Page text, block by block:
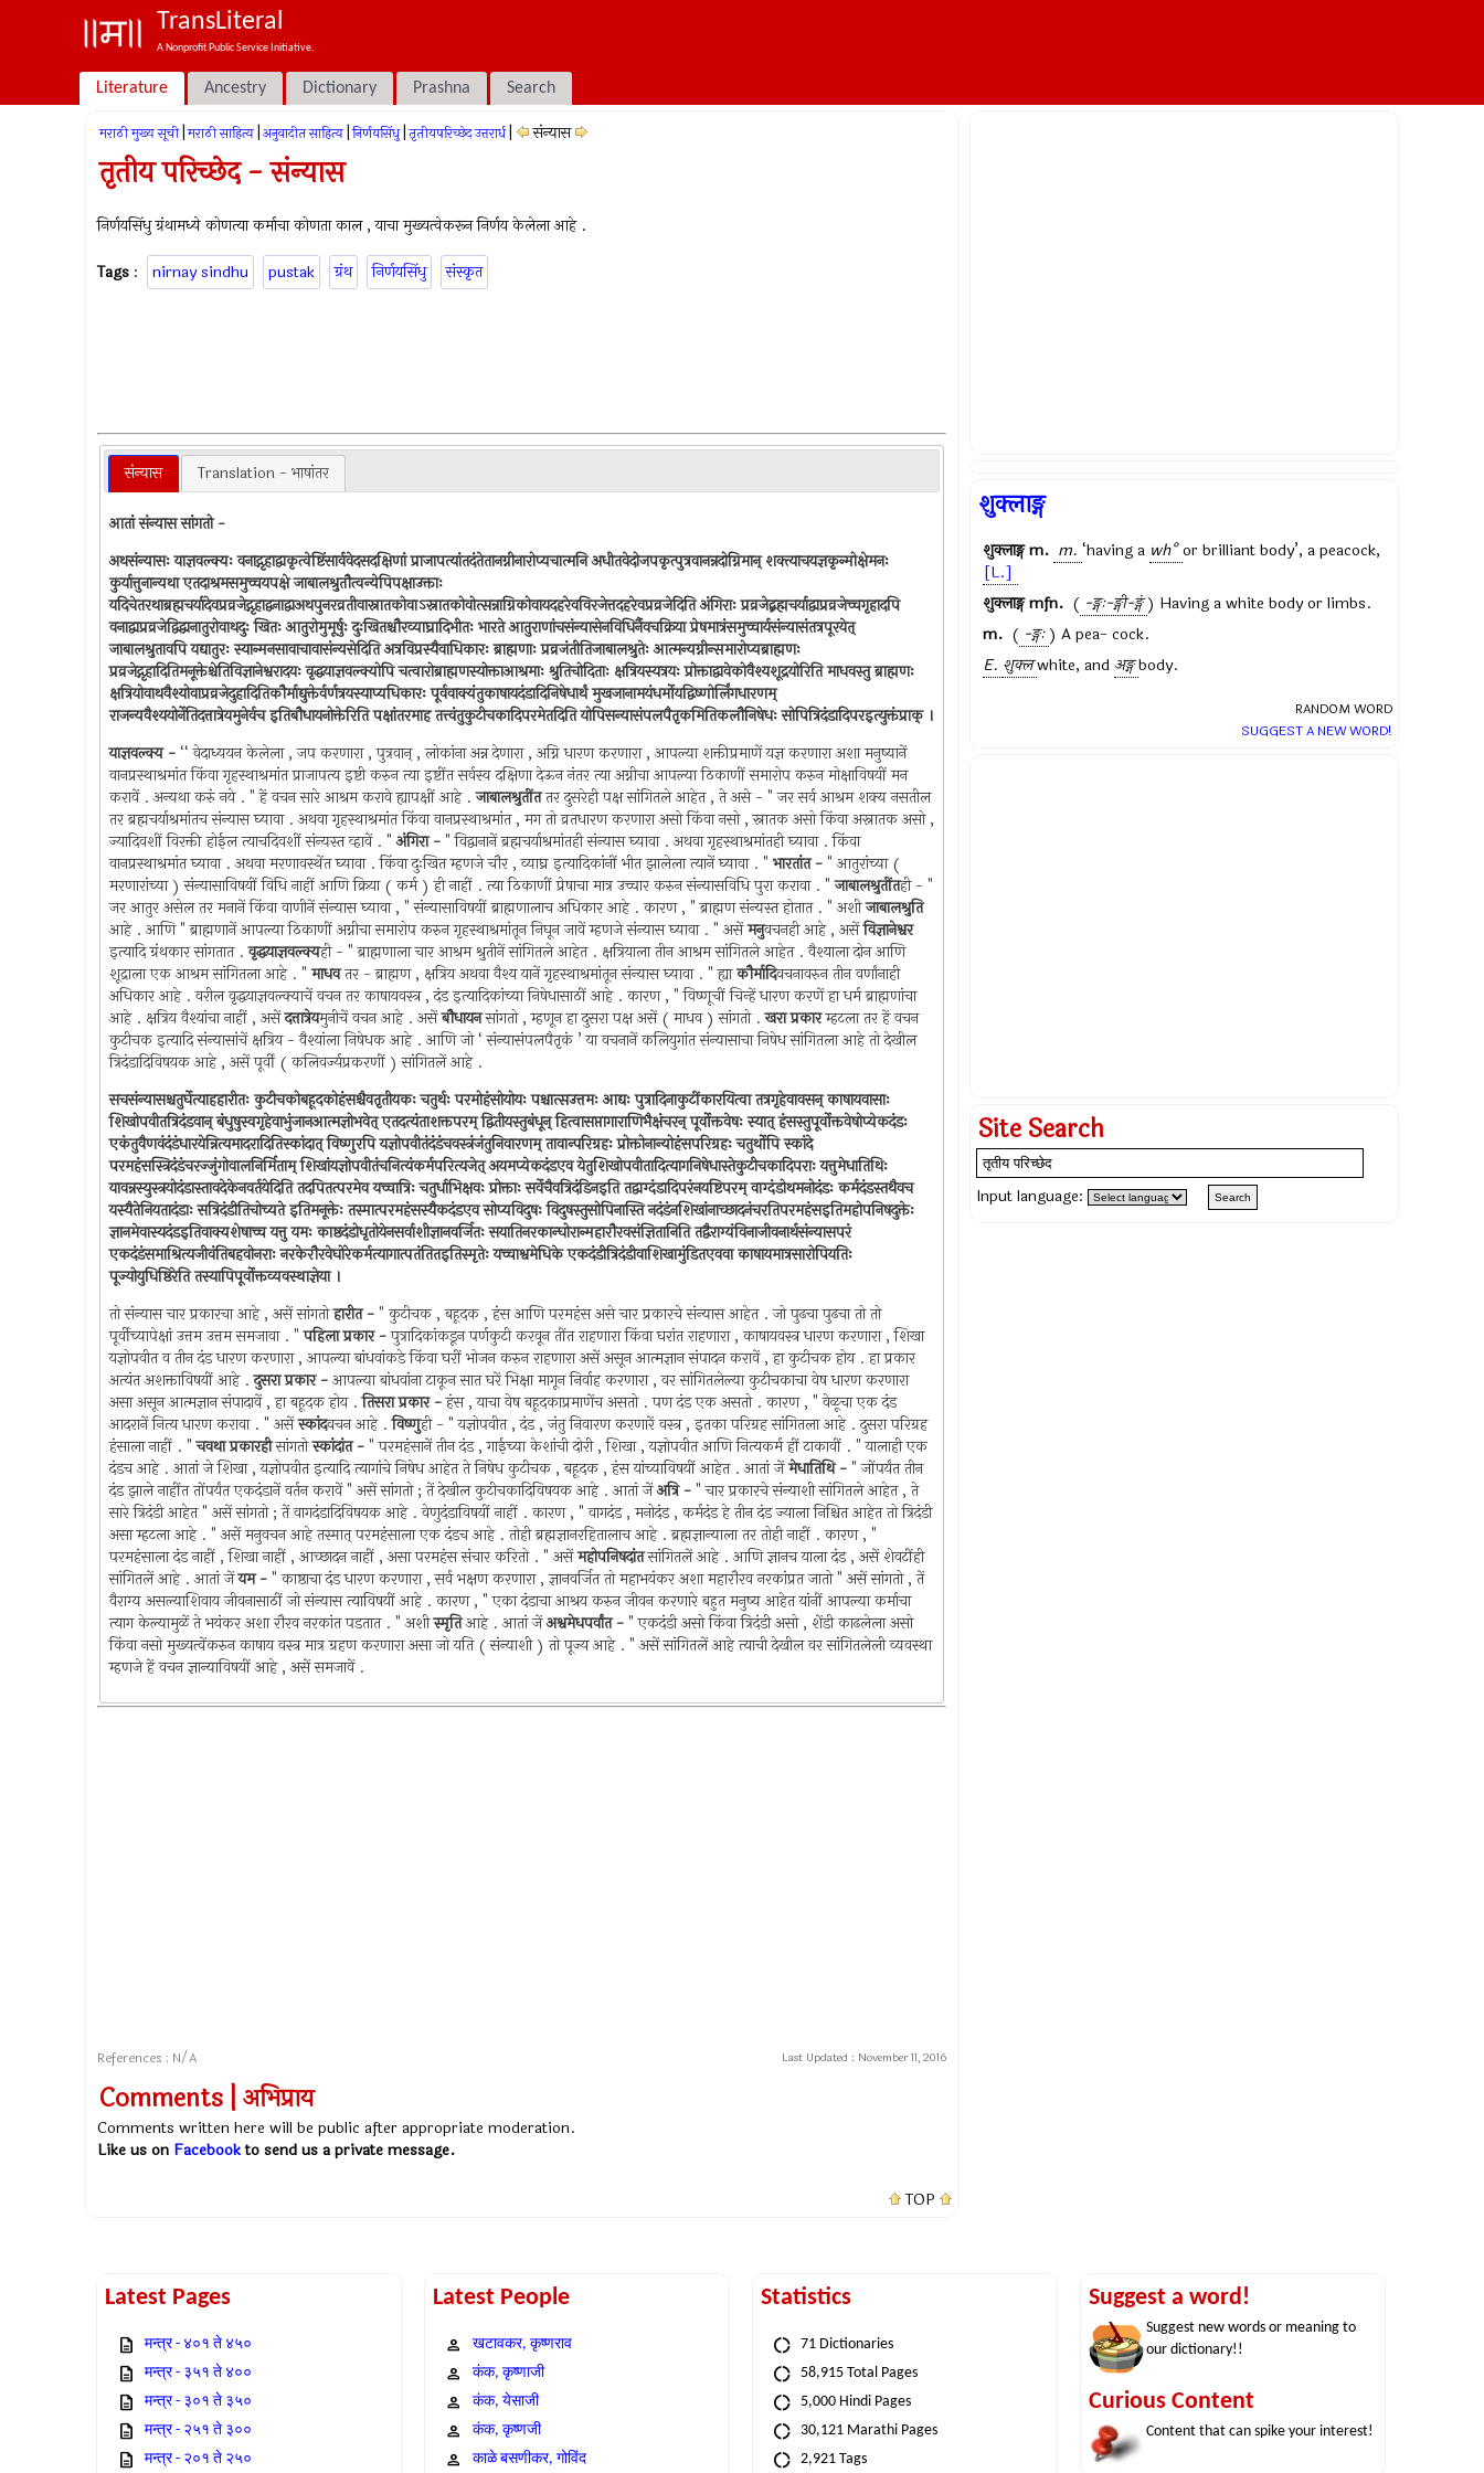
TransLiteral
A Nonprofit Public Service Initiative.
Literature Ancestry Dictionary Prashna Search
मराठी मुख्य सूची मराठी साहित्य अनुवादीत साहित्य निर्णयसिंधु तृतीयपरिच्छेद उत्तरार्ध संन्यास
तृतीय परिच्छेद - संन्यास
निर्णयसिंधु ग्रंथामध्ये कोणत्या कर्माचा कोणता काल , याचा मुख्यत्वेकरून निर्णय केलेला आहे .
Tags : nirnay sindhu pustak ग्रंथ निर्णयसिंधु संस्कृत
संन्यास Translation - भाषांतर
आतां संन्यास सांगतो -
अथसंन्यासः याज्ञवल्क्यः वनाद्गृहाद्वाकृत्वेष्टिंसार्ववेदसदक्षिणां प्राजापत्यांतदंतेतानग्नीनारोप्यचात्मनि अधीतवेदोजपकृत्पुत्रवानन्नदोग्निमान् शक्त्याचयज्ञकृन्मोक्षेमनः
कुर्यात्तुनान्यथा एतदाश्रमसमुच्चयपक्षे जाबालश्रुतौत्वन्येपिपक्षाउक्ताः
यदिचेतरथाब्रह्मचर्यादेवप्रव्रजेद्गृहाद्वनाद्वाअथपुनरव्रतीवास्नातकोवाऽस्नातकोवोत्सन्नाग्निकोवायदहरेवविरजेत्तदहरेवप्रव्रजेदिति अंगिराः प्रव्रजेद्ब्रह्मचर्याद्वाप्रव्रजेच्चगृहादपि
वनाद्वाप्रव्रजेद्विद्वानातुरोवाथदुः खितः आतुरोमुमूर्षुः दुःखितश्चौरव्याघ्रादिभीतः भारते आतुराणांचसंन्यासेनविधिर्नैवचक्रिया प्रेषमात्रंसमुच्चार्यसंन्यासंतत्रपूरयेत्
जाबालश्रुतावपि यद्यातुरः स्यान्मनसावाचावासंन्यसेदिति अत्रविप्रस्यैवाधिकारः ब्राह्मणाः प्रव्रजंतीतिजाबालश्रुतेः आत्मन्यग्नीन्समारोप्यब्राह्मणः
प्रव्रजेद्गृहादितिमनूक्तेश्चेतिविज्ञानेश्वरादयः वृद्धयाज्ञवल्क्योपि चत्वारोब्राह्मणस्योक्ताआश्रमाः श्रुतिचोदिताः क्षत्रियस्यत्रयः प्रोक्ताद्वावेकोवैश्यशूद्रयोरिति माधवस्तु ब्राह्मणः
क्षत्रियोवाथवैश्योवाप्रव्रजेदुहादितिकौर्माद्युक्तेर्वर्णत्रयस्याप्यधिकारः पूर्ववाक्यंतुकाषायदंडादिनिषेधार्थं मुखजानामयंधर्मोयद्विष्णोर्लिंगधारणम्
राजन्यवैश्ययोर्नेतिदत्तात्रेयमुनेर्वच इतिबौधायनोक्तेरिति पक्षांतरमाह तत्त्वंतुकुटीचकादिपरमेतदिति योपिसन्यासंपलपैतृकमितिकलौनिषेधः सोपित्रिदंडादिपरइत्युक्तंप्राक् ।
याज्ञवल्क्य -‘‘ वेदाध्ययन केलेला , जप करणारा , पुत्रवान् , लोकांना अन्न देणारा , अग्नि धारण करणारा , आपल्या शक्तीप्रमाणें यज्ञ करणारा अशा मनुष्यानें
वानप्रस्थाश्रमांत किंवा गृहस्थाश्रमांत प्राजापत्य इष्टी करुन त्या इष्टींत सर्वस्व दक्षिणा देऊन नंतर त्या अग्नीचा आपल्या ठिकाणीं समारोप करुन मोक्षाविषयीं मन
करावें . अन्यथा करुं नये . " हें वचन सारे आश्रम करावे ह्यापक्षीं आहे .जाबालश्रुतींततर दुसरेही पक्ष सांगितले आहेत , ते असे - " जर सर्व आश्रम शक्य नसतील
तर ब्रह्मचर्याश्रमांतच संन्यास घ्यावा . अथवा गृहस्थाश्रमांत किंवा वानप्रस्थाश्रमांत , मग तो व्रतधारण करणारा असो किंवा नसो , स्नातक असो किंवा अस्नातक असो ,
ज्यादिवशीं विरक्ती होईल त्याचदिवशीं संन्यस्त व्हावें . "अंगिरा -" विद्वानानें ब्रह्मचर्याश्रमांतही संन्यास घ्यावा . अथवा गृहस्थाश्रमांतही घ्यावा . किंवा
वानप्रस्थाश्रमांत घ्यावा . अथवा मरणावस्थेंत घ्यावा . किंवा दुःखित म्हणजे चौर , व्याघ्र इत्यादिकांनीं भीत झालेला त्यानें घ्यावा . " भारतांत -" आतुरांच्या (
मरणारांच्या ) संन्यासाविषयीं विधि नाहीं आणि क्रिया ( कर्म ) ही नाहीं . त्या ठिकाणीं प्रेषाचा मात्र उच्चार करुन संन्यासविधि पुरा करावा . "जाबालश्रुतींतही - "
जर आतुर असेल तर मनानें किंवा वाणीनें संन्यास घ्यावा , " संन्यासाविषयीं ब्राह्मणालाच अधिकार आहे . कारण , " ब्राह्मण संन्यस्त होतात . " अशीजाबालश्रुति
आहे . आणि " ब्राह्मणानें आपल्या ठिकाणीं अग्नीचा समारोप करुन गृहस्थाश्रमांतून निघून जावें म्हणजे संन्यास घ्यावा . " असेंमनुवचनही आहे , असेंविज्ञानेश्वर
इत्यादि ग्रंथकार सांगतात .वृद्धयाज्ञवल्क्यही - " ब्राह्मणाला चार आश्रम श्रुतीनें सांगितले आहेत . क्षत्रियाला तीन आश्रम सांगितले आहेत . वैश्याला दोन आणि
शूद्राला एक आश्रम सांगितला आहे . "माधवतर - ब्राह्मण , क्षत्रिय अथवा वैश्य यानें गृहस्थाश्रमांतून संन्यास घ्यावा . " ह्याकौर्मादिवचनावरुन तीन वर्णांनाही
अधिकार आहे . वरील वृद्धयाज्ञवल्क्याचें वचन तर काषायवस्त्र , दंड इत्यादिकांच्या निषेधासाठीं आहे . कारण , " विष्णूचीं चिन्हें धारण करणें हा धर्म ब्राह्मणांचा
आहे . क्षत्रिय वैश्यांचा नाहीं , असेंदत्तात्रेयमुनीचें वचन आहे . असेंबौधायनसांगतो , म्हणून हा दुसरा पक्ष असें ( माधव ) सांगतो .खरा प्रकारम्हटला तर हें वचन
कुटीचक इत्यादि संन्यासांचें क्षत्रिय - वैश्यांला निषेधक आहे . आणि जो ‘ संन्यासंपलपैतृकं ’ या वचनानें कलियुगांत संन्यासाचा निषेध सांगितला आहे तो देखील
त्रिदंडादिविषयक आहे , असें पूर्वीं ( कलिवर्ज्यप्रकरणीं ) सांगितलें आहे .
सचसंन्यासश्चतुर्घेत्याहहारीतः कुटीचकोबहूदकोहंसश्चैवतृतीयकः चतुर्थः परमोहंसोयोयः पश्चात्सउत्तमः आद्यः पुत्रादिनाकुटींकारयित्वा तत्रगृहेवावसन् काषायवासाः
शिखोपवीतत्रिदंडवान् बंधुषुस्वगृहेवाभुंजानआत्मज्ञोभवेत् एतदत्यंताशक्तपरम् द्वितीयस्तुबंधून् हित्वासप्तागाराणिभैक्षंचरन् पूर्वोक्तवेषः स्यात् हंसस्तुपूर्वोक्तवेषोप्येकदंडः
एकंतुवैणवंदंडंधारयेन्नित्यमादरादितिस्कांदात् विष्णुरपि यज्ञोपवीतंदंडंचवस्त्रंजंतुनिवारणम् तावान्परिग्रहः प्रोक्तोनान्योहंसपरिग्रहः चतुर्थोपि स्कांदे
परमहंसस्त्रिदंडंचरज्जुंगोवालनिर्मिताम् शिखांयज्ञोपवीतंचनित्यंकर्मपरित्यजेत् अयमप्येकदंडएव येतुशिखोपवीतादित्यागनिषेधास्तेकुटीचकादिपराः यत्तुमेधातिथिः
यावन्नस्युस्त्रयोदंडास्तावदेकेनवर्तयेदिति तदपितत्परमेव यच्चात्रिः चतुर्धाभिक्षवः प्रोक्ताः सर्वेचैवत्रिदंडिनइति तद्वाग्दंडादिपरंनयष्टिपरम् वाग्दंडोथमनोदंडः कर्मदंडस्तथैवच
यस्यैतेनियतादंडाः सत्रिदंडीतिचोच्यते इतिमनूक्तेः तस्मात्परमहंसस्यैकदंडएव सोप्यविदुषः विदुषस्तुसोपिनास्ति नदंडंनशिखांनाच्छादनंचरतिपरमहंसइतिमहोपनिषदुक्तेः
ज्ञानमेवास्यदंडइतिवाक्यशेषाच्च यत्तु यमः काष्ठदंडोधृतोयेनसर्वाशीज्ञानवर्जितः सयातिनरकान्घोरान्महारौरवसंज्ञितानिति तद्वैराग्यंविनाजीवनार्थसंन्यासपरं
एकदंडंसमाश्रित्यजीवंतिबहवोनराः नरकेरौरवेघोरेकर्मत्यागात्पतंतितइतिस्मृतेः यच्चाश्वमेधिके एकदंडीत्रिदंडीवाशिखामुंडितएववा काषायमात्रसारोपियतिः
पूज्योयुधिष्ठिरेति तस्यापिपूर्वोक्तव्यवस्थाज्ञेया ।
तो संन्यास चार प्रकारचा आहे , असें सांगतोहारीत -" कुटीचक , बहूदक , हंस आणि परमहंस असे चार प्रकारचे संन्यास आहेत . जो पुढचा पुढचा तो तो
पूर्वीच्यापेक्षां उत्तम उत्तम समजावा . "पहिला प्रकार -पुत्रादिकांकडून पर्णकुटी करवून तींत राहणारा किंवा घरांत राहणारा , काषायवस्त्र धारण करणारा , शिखा
यज्ञोपवीत व तीन दंड धारण करणारा , आपल्या बांधवांकडे किंवा घरीं भोजन करुन राहणारा असें असून आत्मज्ञान संपादन करावें , हा कुटीचक होय . हा प्रकार
अत्यंत अशक्ताविषयीं आहे .दुसरा प्रकार -आपल्या बांधवांना टाकून सात घरें भिक्षा मागून निर्वाह करणारा , वर सांगितलेल्या कुटीचकाचा वेष धारण करणारा
असा असून आत्मज्ञान संपादावें , हा बहूदक होय .तिसरा प्रकार -हंस , याचा वेष बहूदकाप्रमाणेंच असतो . पण दंड एक असतो . कारण , " वेळूचा एक दंड
आदरानें नित्य धारण करावा . " असेंस्कांदवचन आहे .विष्णुही - " यज्ञोपवीत , दंड , जंतु निवारण करणारें वस्त्र , इतका परिग्रह सांगितला आहे . दुसरा परिग्रह
हंसाला नाहीं . "चवथा प्रकारहीसांगतोस्कांदांत -" परमहंसानें तीन दंड , गाईच्या केशांची दोरी , शिखा , यज्ञोपवीत आणि नित्यकर्म हीं टाकावीं . " यालाही एक
दंडच आहे . आतां जे शिखा , यज्ञोपवीत इत्यादि त्यागांचे निषेध आहेत ते निषेध कुटीचक , बहूदक , हंस यांच्याविषयीं आहेत . आतां जेंमेधातिथि -" जोंपर्यंत तीन
दंड झाले नाहींत तोंपर्यंत एकदंडानें वर्तन करावें " असें सांगतो ; तें देखील कुटीचकादिविषयक आहे . आतां जेंअत्रि -" चार प्रकारचे संन्याशी सांगितले आहेत , ते
सारे त्रिदंडी आहेत " असें सांगतो ; तें वागदंडादिविषयक आहे . वेणुदंडाविषयीं नाहीं . कारण , " वागदंड , मनोदंड , कर्मदंड हे तीन दंड ज्याला निश्चित आहेत तो त्रिदंडी
असा म्हटला आहे . " असें मनुवचन आहे तस्मात् परमहंसाला एक दंडच आहे . तोही ब्रह्मज्ञानरहितालाच आहे . ब्रह्मज्ञान्याला तर तोही नाहीं . कारण , "
परमहंसाला दंड नाहीं , शिखा नाहीं , आच्छादन नाहीं , असा परमहंस संचार करितो . " असेंमहोपनिषदांतसांगितलें आहे . आणि ज्ञानच याला दंड , असें शेवटींही
सांगितलें आहे . आतां जेंयम -" काष्ठाचा दंड धारण करणारा , सर्व भक्षण करणारा , ज्ञानवर्जित तो महाभयंकर अशा महारौरव नरकांप्रत जातो " असें सांगतो , तें
वैराग्य असल्याशिवाय जीवनासाठीं जो संन्यास त्याविषयीं आहे . कारण , " एका दंडाचा आश्रय करुन जीवन करणारे बहुत मनुष्य आहेत यांनीं आपल्या कर्माचा
त्याग केल्यामुळें ते भयंकर अशा रौरव नरकांत पडतात . " अशीस्मृतिआहे . आतां जेंअश्वमेधपर्वांत -" एकदंडी असो किंवा त्रिदंडी असो , शेंडी काढलेला असो
किंवा नसो मुख्यत्वेंकरुन काषाय वस्त्र मात्र ग्रहण करणारा असा जो यति ( संन्याशी ) तो पूज्य आहे . " असें सांगितलें आहे त्याची देखील वर सांगितलेली व्यवस्था
म्हणजे हें वचन ज्ञान्याविषयीं आहे , असें समजावें .
References : N/A Last Updated : November 11, 2016
Comments | अभिप्राय
Comments written here will be public after appropriate moderation.
Like us on Facebookto send us a private message.
TOP
शुक्लाङ्ग
शुक्लाङ्गm. m. ‘having a wh°or brilliant body’, a peacock,
[L.]
शुक्लाङ्गmfn. ( -ङ्गः-ङ्गी-ङ्गं) Having a white body or limbs.
m. ( -ङ्गः) A pea- cock.
E. शुक्लwhite, and अङ्गbody.
RANDOM WORD
SUGGEST A NEW WORD!
Site Search
Input language:
Latest Pages
मन्त्र - ४०१ ते ४५०
मन्त्र - ३५१ ते ४००
मन्त्र - ३०१ ते ३५०
मन्त्र - २५१ ते ३००
मन्त्र - २०१ ते २५०
Latest People
खटावकर, कृष्णराव
कंक, कृष्णाजी
कंक, येसाजी
कंक, कृष्णजी
काळे बसणीकर, गोविंद
Statistics
71 Dictionaries
58,915 Total Pages
5,000 Hindi Pages
30,121 Marathi Pages
2,921 Tags
Suggest a word!
Suggest new words or meaning to
our dictionary!!
Curious Content
Content that can spike your interest!